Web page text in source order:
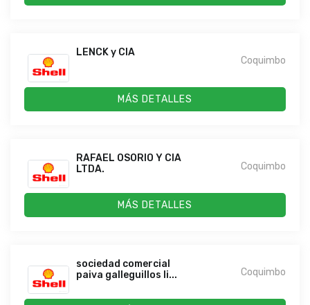
LENCK y CIA
Coquimbo
MÁS DETALLES
RAFAEL OSORIO Y CIA
LTDA.
Coquimbo
MÁS DETALLES
sociedad comercial
paiva galleguillos li...
Coquimbo